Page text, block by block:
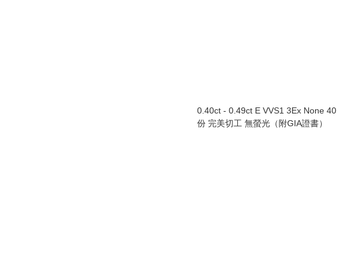
0.40ct - 0.49ct E VVS1 3Ex None 40
份 完美切工 無螢光（附GIA證書）